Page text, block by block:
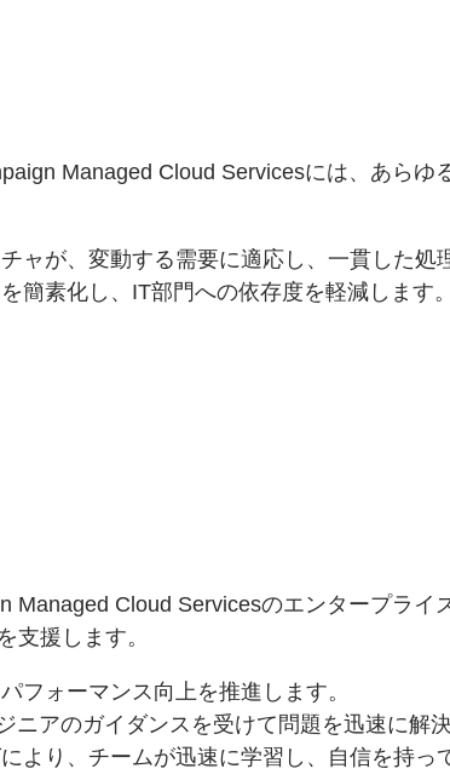
Managed Cloud Servicesには、あらゆ
ャが、変動する需要に適応し、一貫した処
簡素化し、IT部門への依存度を軽減します。
Cloud Servicesのエンタープライ
支援します。
フォーマンス向上を推進します。
アのガイダンスを受けて問題を迅速に解決
より、チームが迅速に学習し、自信を持っ